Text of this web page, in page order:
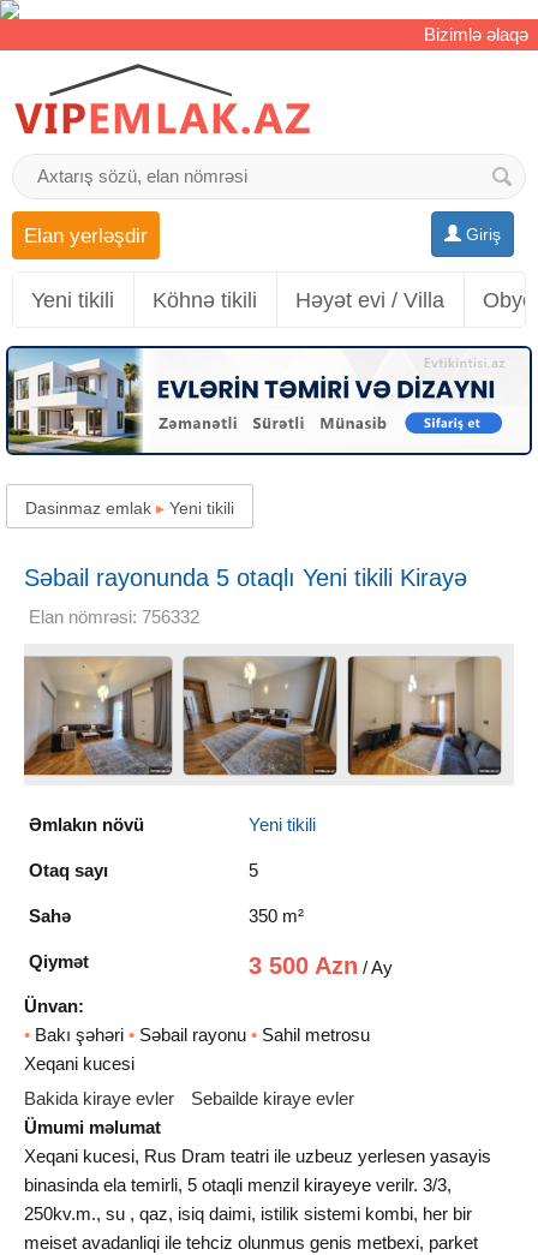
Bizimlə əlaqə
Giriş
Elan yerləşdir
Yeni tikili Köhnə tikili Həyət evi / Villa
Dasinmaz emlak ▸ Yeni tikili
Səbail rayonunda 5 otaqlı Yeni tikili Kirayə
verilir, 350 m²
Elan nömrəsi: 756332
Əmlakın növü Yeni tikili
Otaq sayı 5
Sahə 350 m²
Qiymət 3 500 Azn / Ay
Ünvan:
• Bakı şəhəri • Səbail rayonu • Sahil metrosu
Xeqani kucesi
Bakida kiraye evler
Sebailde kiraye evler
Ümumi məlumat
Xeqani kucesi, Rus Dram teatri ile uzbeuz yerlesen yasayis
binasinda ela temirli, 5 otaqli menzil kirayeye verilr. 3/3,
250kv.m., su , qaz, isiq daimi, istilik sistemi kombi, her bir
meiset avadanliqi ile tehciz olunmus genis metbexi, parket